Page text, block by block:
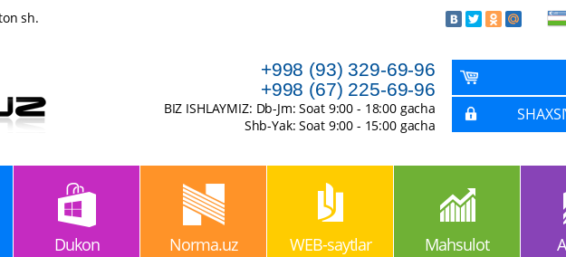
sh.
+998 (93) 329-69-96
+998 (67) 225-69-96
BIZ ISHLAYMIZ: Db-Jm: Soat 9:00 - 18:00 gacha
Shb-Yak: Soat 9:00 - 15:00 gacha
Dukon Norma.uz WEB-saytlar Mahsulot